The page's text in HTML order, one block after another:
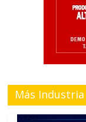
Más Industria